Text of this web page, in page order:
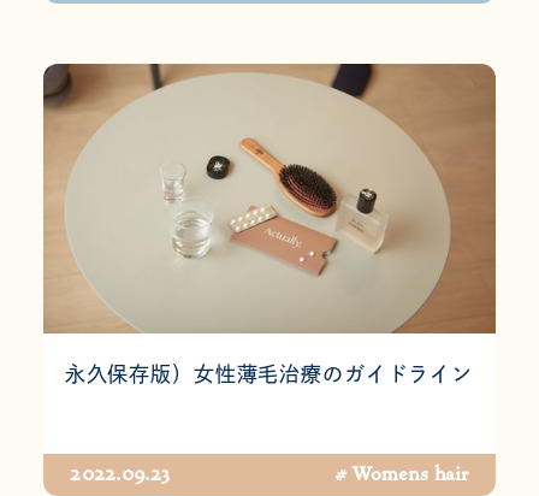
永久保存版）女性薄毛治療のガイドライン
2022.09.23 # Womens hair